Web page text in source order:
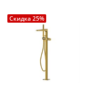
Скидка 25%